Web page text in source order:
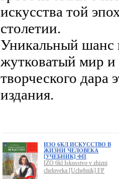
искусства той
столетии.
Уникальный шанс
жутковатый мир и
творческого дара
издания.
ИЗО 6КЛ ИСКУССТВО В
ЖИЗНИ ЧЕЛОВЕКА
[УЧЕБНИК] ФП
IZO 6kl Iskusstvo v zhizni
cheloveka [Uchebnik] FP